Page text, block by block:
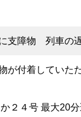
支障物 列車の
が付着していた
２４号 最大20